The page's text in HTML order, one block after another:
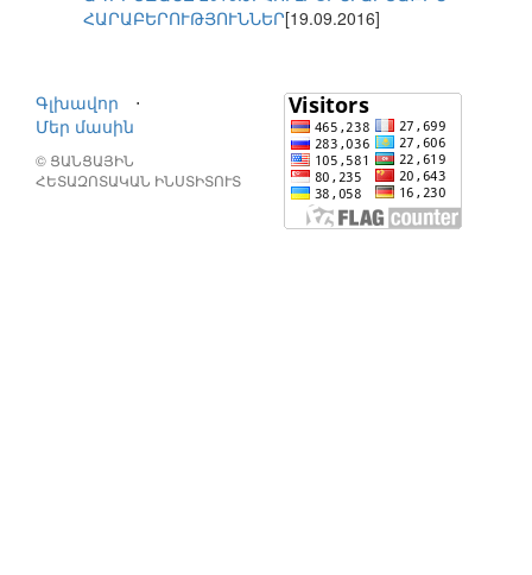
ՀԱՐԱԲԵՐՈՒԹՅՈՒՆՆԵՐ[19.09.2016]
Գլխավոր
⋅
Մեր մասին
© ՑԱՆՑԱՅԻՆ
ՀԵՏԱԶՈՏԱԿԱՆ ԻՆՍՏԻՏՈՒՏ